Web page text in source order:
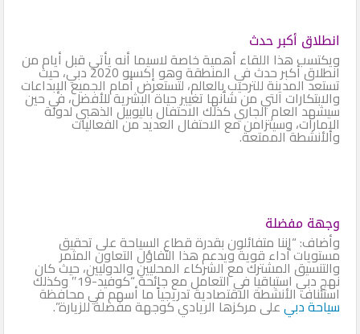
انطلاق أكبر حدث
ويكتسب هذا اللقاء أهمية خاصة لاسيما أنه يأتي قبل أيام من
انطلاق أكبر حدث في المنطقة وهو إكسبو 2020 دبي، حيث
تستعد المدينة للترحيب بالعالم، لتستعرض أمام الجميع الإبداعات
والابتكارات التي من شأنها تغيير حياة البشرية للأفضل، في حين
سيشهد العام الجاري كذلك الاحتفال باليوبيل الذهبي لدولة
الإمارات، وسيتزامن مع الاحتفال العديد من الفعاليات
والأنشطة الممتعة.
وجهة مفضلة
وأضاف: “إننا متفائلون بقدرة قطاع السياحة على تحقيق
مستويات أداء قوية ويدعم هذا التفاؤل التعاون المثمر
والتنسيق المشترك مع الشركاء المحليين والدوليين، حيث كان
نهج دبي استباقيا في التعامل مع جائحة “كوفيد-19″ وكذلك
استئناف الأنشطة الاقتصادية تدريجياً ما أسهم في محافظة
سياحة دبيعلى مركزها الريادي كوجهة مفضلة للزيارة”.